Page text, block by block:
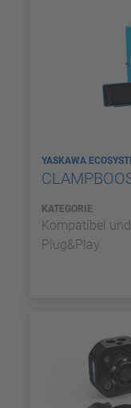
YASKAWA
KATEGORIE
Kompatibel und
Plug&Play